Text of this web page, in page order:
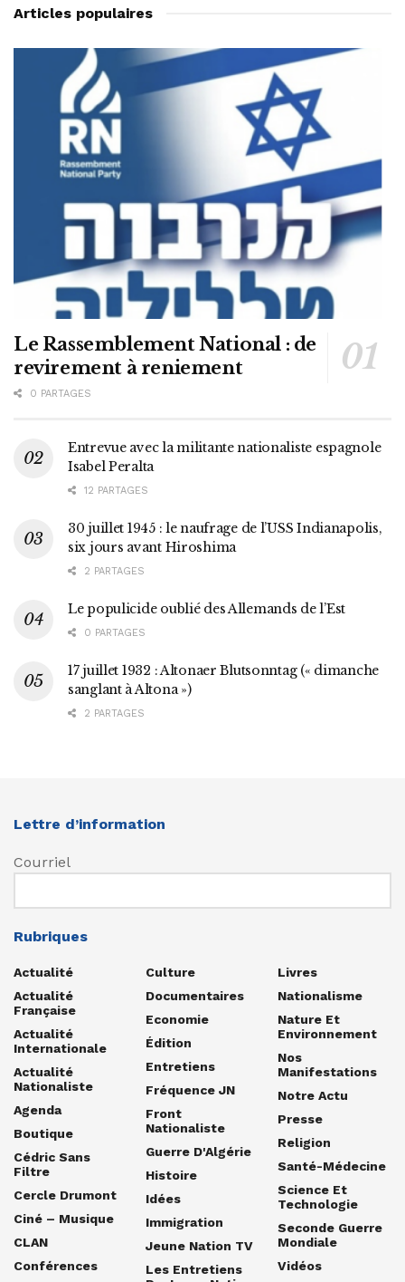
Articles populaires
Le Rassemblement National : de
revirement à reniement
0 PARTAGES
Entrevue avec la militante nationaliste espagnole
Isabel Peralta
12 PARTAGES
30 juillet 1945 : le naufrage de l’USS Indianapolis,
six jours avant Hiroshima
2 PARTAGES
Le populicide oublié des Allemands de l’Est
0 PARTAGES
17 juillet 1932 : Altonaer Blutsonntag (« dimanche
sanglant à Altona »)
2 PARTAGES
Lettre d’information
Courriel
Rubriques
Actualité
Actualité
Française
Actualité
Internationale
Actualité
Nationaliste
Agenda
Boutique
Cédric Sans
Filtre
Cercle Drumont
Ciné – Musique
CLAN
Conférences
Culture
Documentaires
Economie
Édition
Entretiens
Fréquence JN
Front
Nationaliste
Guerre D'Algérie
Histoire
Idées
Immigration
Jeune Nation TV
Les Entretiens
Livres
Nationalisme
Nature Et
Environnement
Nos
Manifestations
Notre Actu
Presse
Religion
Santé-Médecine
Science Et
Technologie
Seconde Guerre
Mondiale
Vidéos